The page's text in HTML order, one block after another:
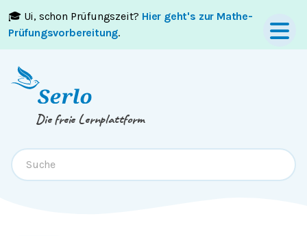
🎓 Ui, schon Prüfungszeit? Hier geht's zur Mathe-
Prüfungsvorbereitung.
Springe zumInhaltoderFooter
Die freie Lernplattform